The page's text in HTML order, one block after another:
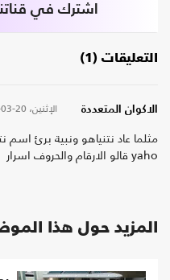
اشترك في
التعليقات (1)
الاكوان المتعددة الإثنين، 20-03-2023
مثلما عاد نتنياهو ونبية برئ اسم
yaho قالو الارقام والحروف اسرار
المزيد حول هذا